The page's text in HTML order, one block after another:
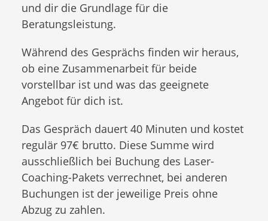
und dir die Grundlage für die
Beratungsleistung.
Während des Gesprächs finden wir heraus,
ob eine Zusammenarbeit für beide
vorstellbar ist und was das geeignete
Angebot für dich ist.
Das Gespräch dauert 40 Minuten und kostet
regulär 97€ brutto. Diese Summe wird
ausschließlich bei Buchung des Laser-
Coaching-Pakets verrechnet, bei anderen
Buchungen ist der jeweilige Preis ohne
Abzug zu zahlen.